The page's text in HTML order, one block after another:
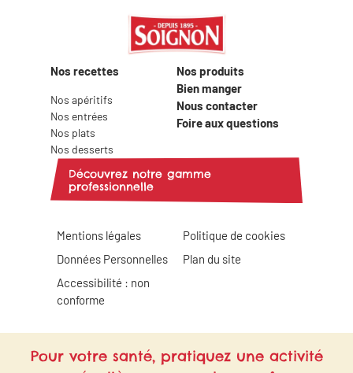
Nos recettes
Nos apéritifs
Nos entrées
Nos plats
Nos desserts
Nos produits
Bien manger
Nous contacter
Foire aux questions
Découvrez notre gamme
professionnelle
Mentions légales
Politique de cookies
Données Personnelles
Plan du site
Accessibilité : non
conforme
Pour votre santé, pratiquez une activité